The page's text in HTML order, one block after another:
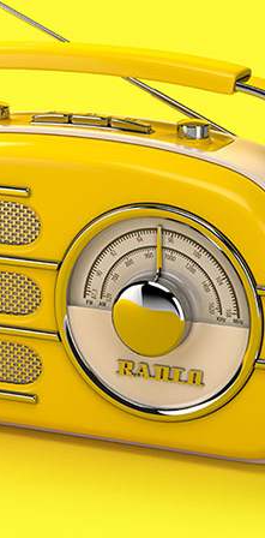
presentades per les
al consistori.
demanarà la creació
al municipi. No serà
republicans. També
del dret a decidir a
català.
que demanaria la
sobre el futur
al municipi, seguint el
dues poblacions on
sota el títol de la Crisi